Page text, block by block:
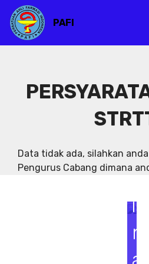
PAFI
Data tidak ada, silahkan
Pengurus Cabang dimana
S
e
m
i
n
a